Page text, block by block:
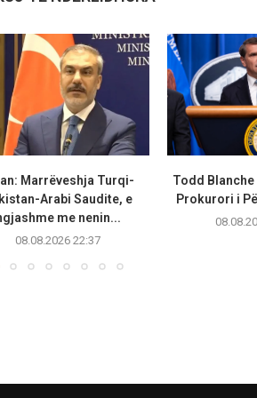
Marrëveshja Turqi-
Arabi Saudite, e
me nenin...
08.08.2026 22:37
Todd
Prokurori i